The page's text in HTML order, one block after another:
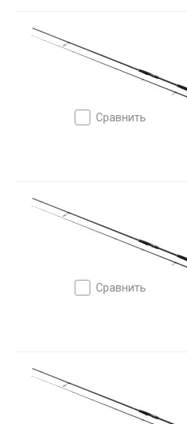
сравнить
сравнить